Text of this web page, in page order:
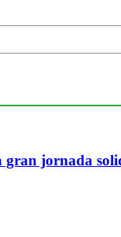
gran jornada